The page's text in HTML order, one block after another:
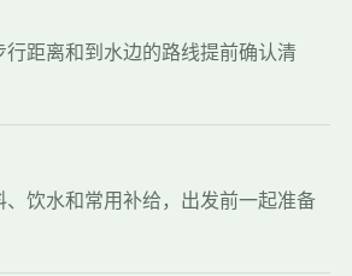
行距离和到水边的路线提前确认清
、饮水和常用补给，出发前一起准备